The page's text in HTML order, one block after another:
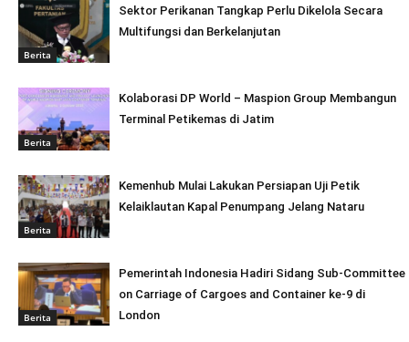
Berita
Sektor Perikanan Tangkap Perlu Dikelola Secara
Multifungsi dan Berkelanjutan
Berita
Kolaborasi DP World – Maspion Group Membangun
Terminal Petikemas di Jatim
Berita
Kemenhub Mulai Lakukan Persiapan Uji Petik
Kelaiklautan Kapal Penumpang Jelang Nataru
Berita
Pemerintah Indonesia Hadiri Sidang Sub-Committee
on Carriage of Cargoes and Container ke-9 di
London